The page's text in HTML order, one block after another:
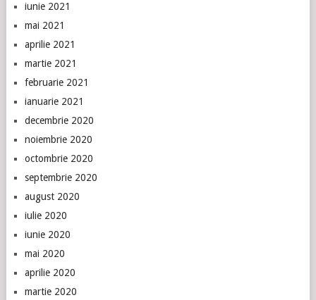
iunie 2021
mai 2021
aprilie 2021
martie 2021
februarie 2021
ianuarie 2021
decembrie 2020
noiembrie 2020
octombrie 2020
septembrie 2020
august 2020
iulie 2020
iunie 2020
mai 2020
aprilie 2020
martie 2020